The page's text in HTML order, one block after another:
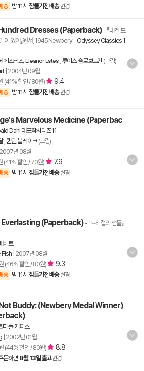
송 밤 11시 잠들기전 배송 변경
Dresses (Paperback) - 『내겐 드
이 있어』원서, 1945 Newbery-Odyssey Classics 1
에스테스, Eleanor Estes 루이스 슬로보드킨 (그림)
| 2004년 09월
(41% 할인 / 80원) 9.4
송 밤 11시 잠들기전 배송 변경
Marvelous Medicine (Paperbac
Dahl 대표작시리즈 11
, 퀸틴 블레이크(그림)
2007년 08월
(41% 할인 / 70원) 7.9
송 밤 11시 잠들기전 배송 변경
Everlasting (Paperback) - 『트리갭의 샘물』
비트
Fish 2007년 08월
(46% 할인 / 80원) 9.3
송 밤 11시 잠들기전 배송 변경
Buddy: (Newbery Medal Winner)
퍼 폴 커티스
2002년 01월
(44% 할인 / 80원) 8.8
문하면 8월 13일 출고 변경